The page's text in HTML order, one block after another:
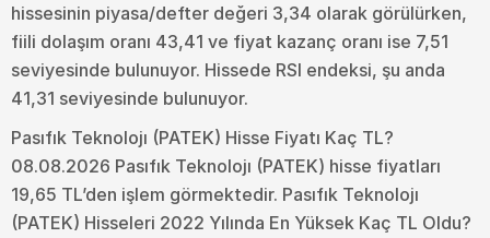
hissesinin piyasa/defter değeri 3,34 olarak görülürken,
fiili dolaşım oranı 43,41 ve fiyat kazanç oranı ise 7,51
seviyesinde bulunuyor. Hissede RSI endeksi, şu anda
41,31 seviyesinde bulunuyor.
Pasıfık Teknolojı (PATEK) Hisse Fiyatı Kaç TL?
08.08.2026 Pasıfık Teknolojı (PATEK) hisse fiyatları
19,65 TL’den işlem görmektedir. Pasıfık Teknolojı
(PATEK) Hisseleri 2022 Yılında En Yüksek Kaç TL Oldu?